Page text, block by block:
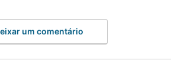
um comentário